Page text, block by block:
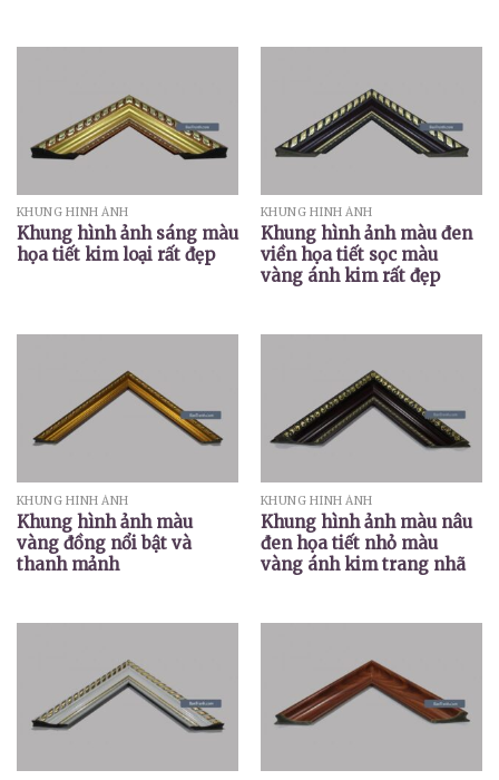
KHUNG HÌNH ẢNH
Khung hình ảnh sáng màu
họa tiết kim loại rất đẹp
KHUNG HÌNH ẢNH
Khung hình ảnh màu đen
viền họa tiết sọc màu
vàng ánh kim rất đẹp
KHUNG HÌNH ẢNH
Khung hình ảnh màu
vàng đồng nổi bật và
thanh mảnh
KHUNG HÌNH ẢNH
Khung hình ảnh màu nâu
đen họa tiết nhỏ màu
vàng ánh kim trang nhã